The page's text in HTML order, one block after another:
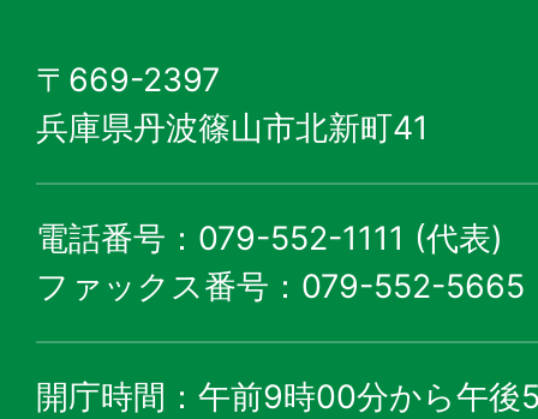
〒669-2397
兵庫県丹波篠山市北新町41
電話番号：079-552-1111 (代表)
ファックス番号：079-552-5665
開庁時間：午前9時00分から午後